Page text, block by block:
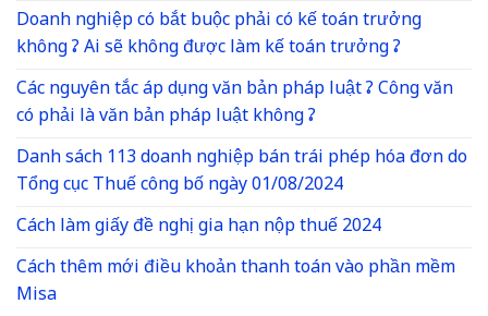
Doanh nghiệp có bắt buộc phải có kế toán trưởng
không ? Ai sẽ không được làm kế toán trưởng ?
Các nguyên tắc áp dụng văn bản pháp luật ? Công văn
có phải là văn bản pháp luật không ?
Danh sách 113 doanh nghiệp bán trái phép hóa đơn do
Tổng cục Thuế công bố ngày 01/08/2024
Cách làm giấy đề nghị gia hạn nộp thuế 2024
Cách thêm mới điều khoản thanh toán vào phần mềm
Misa